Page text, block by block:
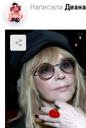
Написала Диана